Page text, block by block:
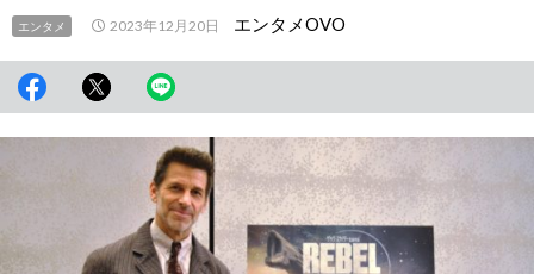
エンタメ 2023年12月20日 エンタメOVO